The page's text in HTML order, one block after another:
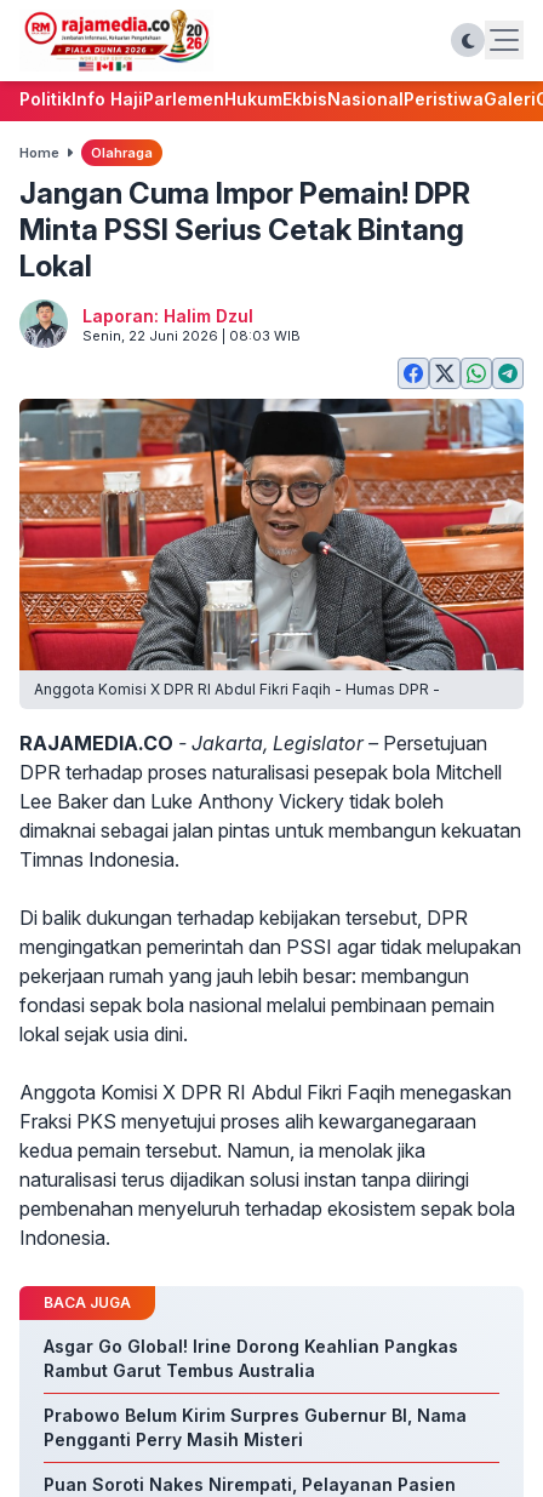
PolitikInfo HajiParlemenHukumEkbisNasionalPeristiwaGaleri
Home Olahraga
Jangan Cuma Impor Pemain! DPR
Minta PSSI Serius Cetak Bintang
Lokal
Laporan: Halim Dzul
Senin, 22 Juni 2026 | 08:03 WIB
Anggota Komisi X DPR RI Abdul Fikri Faqih - Humas DPR -
RAJAMEDIA.CO - Jakarta, Legislator – Persetujuan
DPR terhadap proses naturalisasi pesepak bola Mitchell
Lee Baker dan Luke Anthony Vickery tidak boleh
dimaknai sebagai jalan pintas untuk membangun kekuatan
Timnas Indonesia.
Di balik dukungan terhadap kebijakan tersebut, DPR
mengingatkan pemerintah dan PSSI agar tidak melupakan
pekerjaan rumah yang jauh lebih besar: membangun
fondasi sepak bola nasional melalui pembinaan pemain
lokal sejak usia dini.
Anggota Komisi X DPR RI Abdul Fikri Faqih menegaskan
Fraksi PKS menyetujui proses alih kewarganegaraan
kedua pemain tersebut. Namun, ia menolak jika
naturalisasi terus dijadikan solusi instan tanpa diiringi
pembenahan menyeluruh terhadap ekosistem sepak bola
Indonesia.
BACA JUGA
Asgar Go Global! Irine Dorong Keahlian Pangkas
Rambut Garut Tembus Australia
Prabowo Belum Kirim Surpres Gubernur BI, Nama
Pengganti Perry Masih Misteri
Puan Soroti Nakes Nirempati, Pelayanan Pasien